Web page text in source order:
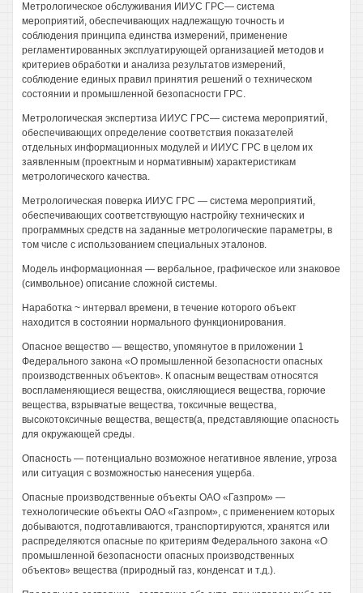
Метрологическое обслуживания ИИУС ГРС— система
мероприятий, обеспечивающих надлежащую точность и
соблюдения принципа единства измерений, применение
регламентированных эксплуатирующей организацией методов и
критериев обработки и анализа результатов измерений,
соблюдение единых правил принятия решений о техническом
состоянии и промышленной безопасности ГРС.
Метрологическая экспертиза ИИУС ГРС— система мероприятий,
обеспечивающих определение соответствия показателей
отдельных информационных модулей и ИИУС ГРС в целом их
заявленным (проектным и нормативным) характеристикам
метрологического качества.
Метрологическая поверка ИИУС ГРС — система мероприятий,
обеспечивающих соответствующую настройку технических и
программных средств на заданные метрологические параметры, в
том числе с использованием специальных эталонов.
Модель информационная — вербальное, графическое или знаковое
(символьное) описание сложной системы.
Наработка ~ интервал времени, в течение которого объект
находится в состоянии нормального функционирования.
Опасное вещество — вещество, упомянутое в приложении 1
Федерального закона «О промышленной безопасности опасных
производственных объектов». К опасным веществам относятся
воспламеняющиеся вещества, окисляющиеся вещества, горючие
вещества, взрывчатые вещества, токсичные вещества,
высокотоксичные вещества, веществ(а, представляющие опасность
для окружающей среды.
Опасность — потенциально возможное негативное явление, угроза
или ситуация с возможностью нанесения ущерба.
Опасные производственные объекты ОАО «Газпром» —
технологические объекты ОАО «Газпром», с применением которых
добываются, подготавливаются, транспортируются, хранятся или
распределяются опасные по критериям Федерального закона «О
промышленной безопасности опасных производственных
объектов» вещества (природный газ, конденсат и т.д.).